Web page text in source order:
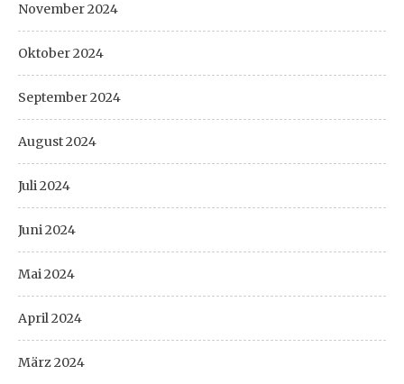
November 2024
Oktober 2024
September 2024
August 2024
Juli 2024
Juni 2024
Mai 2024
April 2024
März 2024